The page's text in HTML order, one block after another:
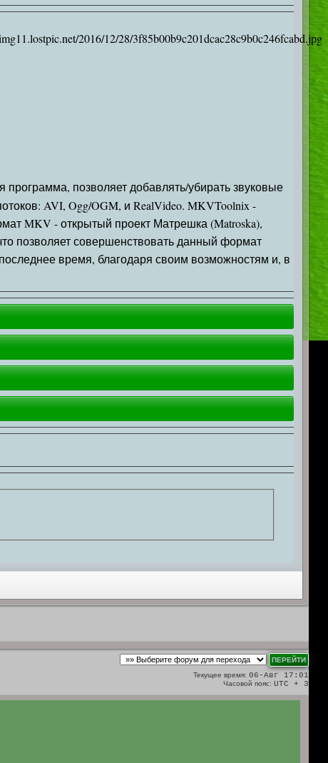
позволяет добавлять/убирать звуковые
AVI, Ogg/OGM, и RealVideo. MKVToolnix -
MKV - открытый проект Матрешка (Matroska),
позволяет совершенствовать данный формат
время, благодаря своим возможностям и, в
Текущее время: 06-Авг 17:01
Часовой пояс: UTC + 3